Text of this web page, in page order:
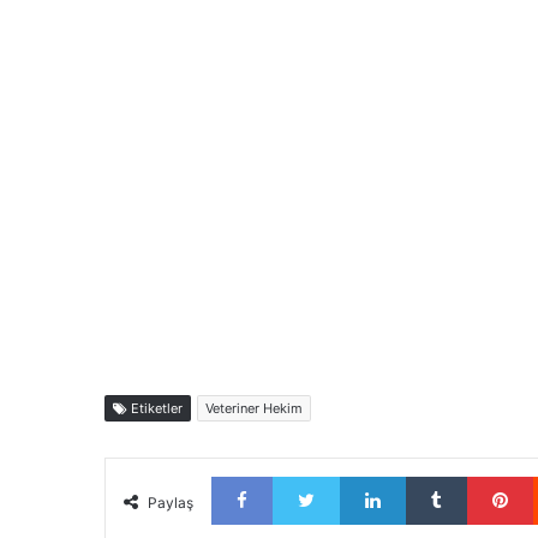
Etiketler Veteriner Hekim
Paylaş
FacebookTwitter LinkedInTumblr